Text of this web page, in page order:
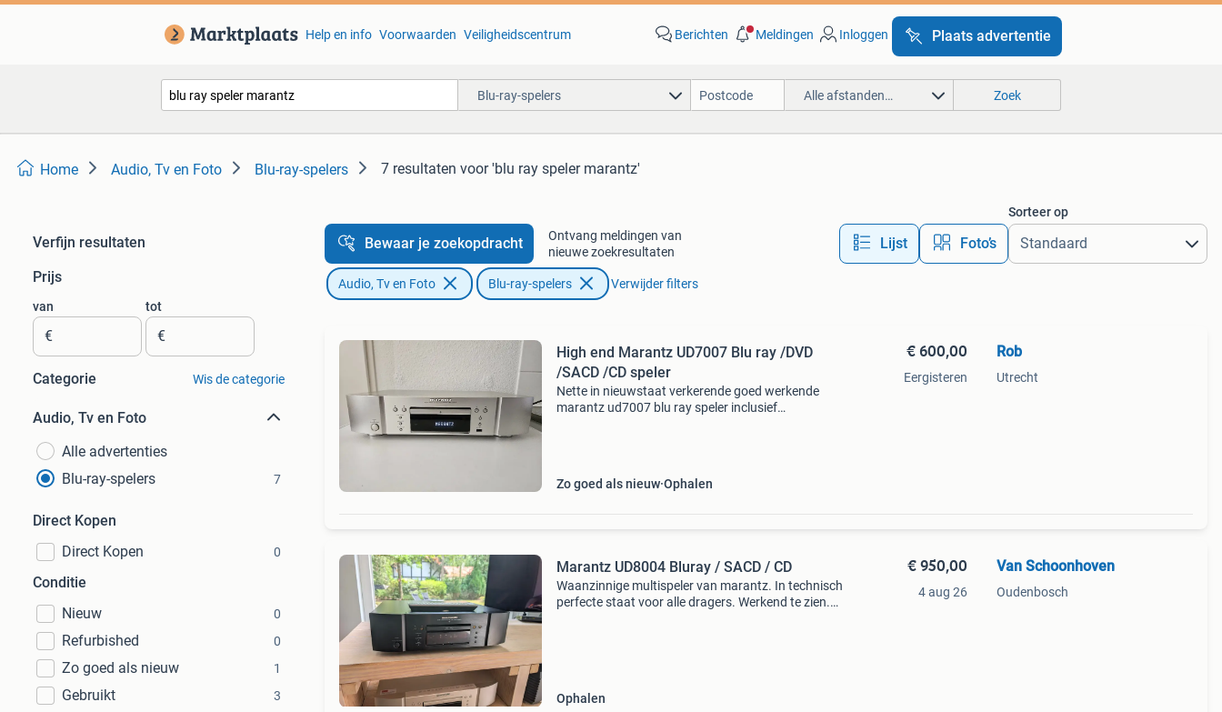
Help en info Voorwaarden Veiligheidscentrum Berichten Meldingen Inloggen Plaats advertentie
Blu-ray-spelers Alle afstanden… Zoek
Home Audio, Tv en Foto Blu-ray-spelers 7 resultaten voor 'blu ray speler marantz'
Verfijn resultaten
Prijs
van
€
tot
€
Categorie Wis de categorie
Audio, Tv en Foto
Alle advertenties
Blu-ray-spelers
7
Direct Kopen
Direct Kopen
0
Conditie
Nieuw
0
Refurbished 0
Zo goed als nieuw 1
Gebruikt 3
Bewaar je zoekopdracht
Ontvang meldingen van
nieuwe zoekresultaten
Lijst Foto’s
Sorteer op
Audio, Tv en Foto Blu-ray-spelers Verwijder filters
High end Marantz UD7007 Blu ray /DVD
/SACD /CD speler
Nette in nieuwstaat verkerende goed werkende
marantz ud7007 blu ray speler inclusief
Zo goed als nieuw Ophalen
€ 600,00
Eergisteren
Rob
Utrecht
Marantz UD8004 Bluray / SACD / CD
Waanzinnige multispeler van marantz. In technisch
perfecte staat voor alle dragers. Werkend te zien.
Ophalen
€ 950,00
4 aug 26
Van Schoonhoven
Oudenbosch